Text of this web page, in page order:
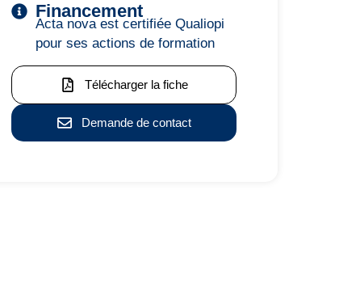
Financement
Acta nova est certifiée Qualiopi
pour ses actions de formation
Télécharger la fiche
Demande de contact